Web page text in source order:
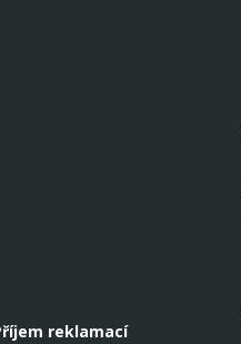
reklamací